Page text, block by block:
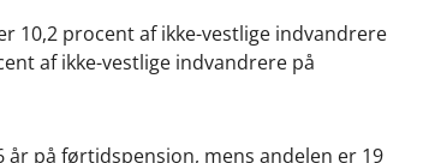
10,2 procent af ikke-vestlige indvandrere
af ikke-vestlige indvandrere på
år på førtidspension, mens andelen er 19